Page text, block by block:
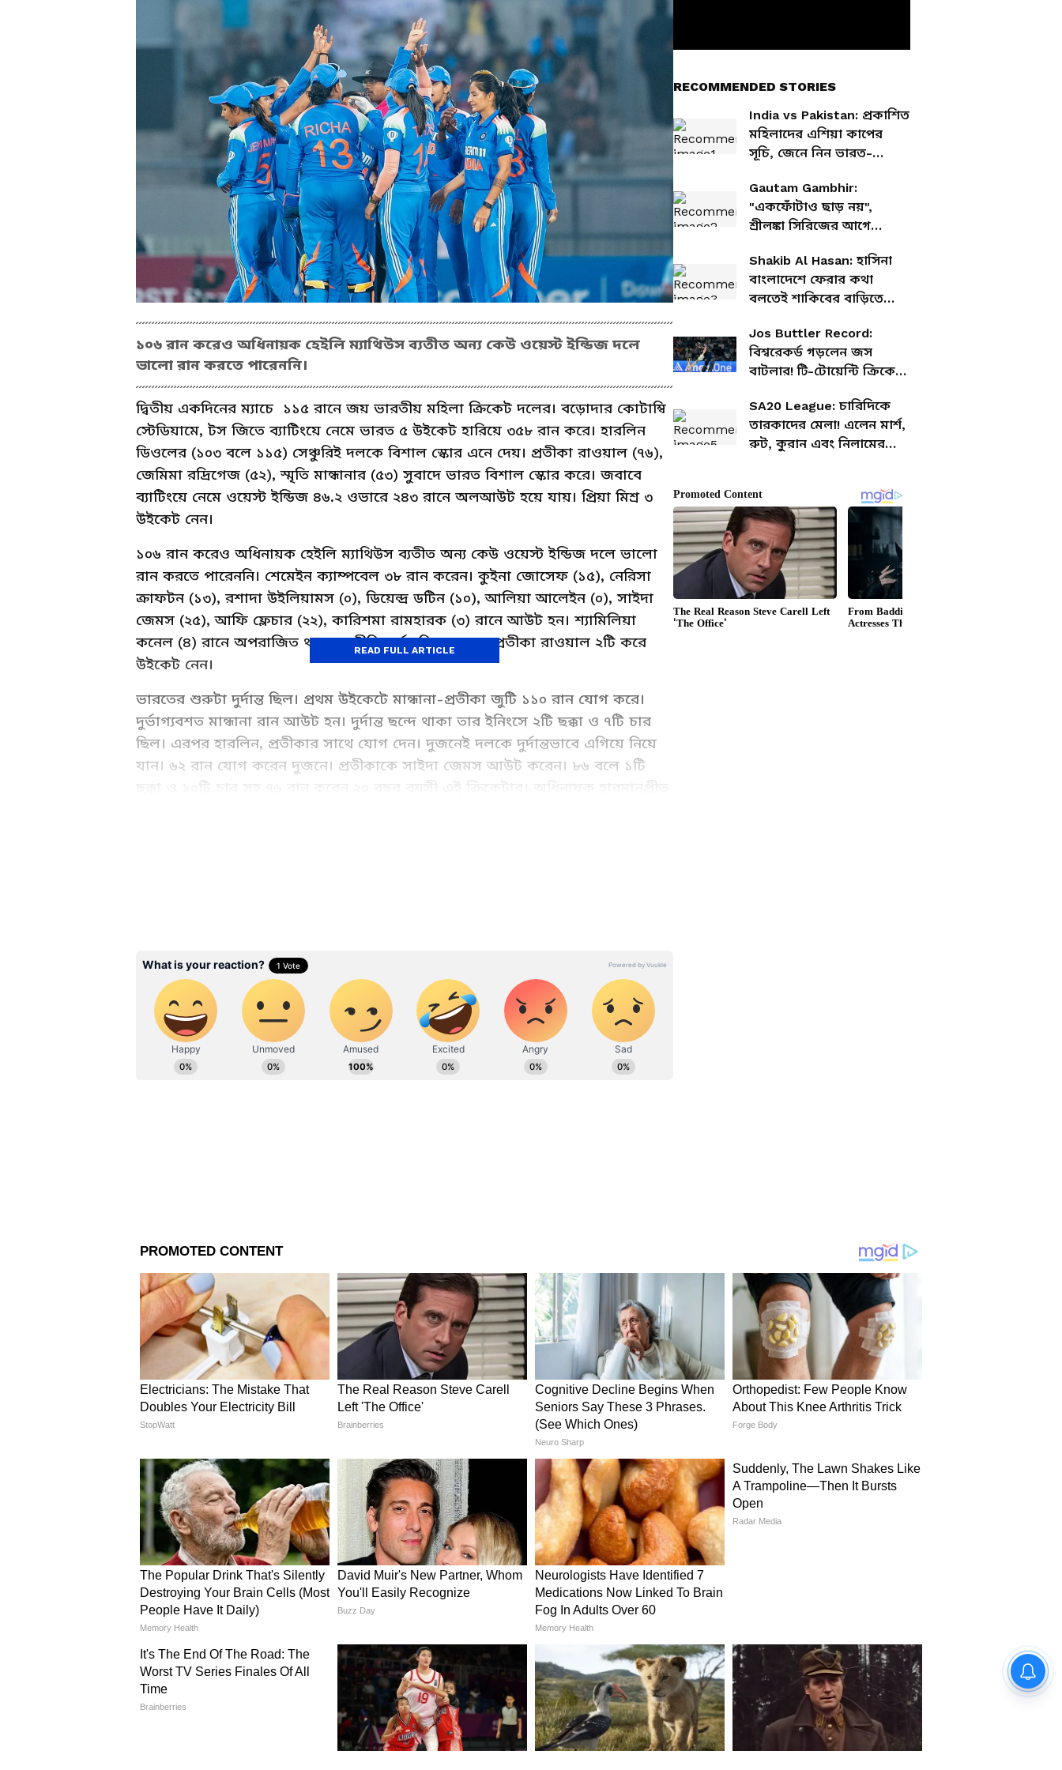
১০৬ রান করেও অধিনায়ক হেইলি ম্যাথিউস ব্যতীত অন্য কেউ ওয়েস্ট ইন্ডিজ দলে
ভালো রান করতে পারেননি।
দ্বিতীয় একদিনের ম্যাচে ১১৫ রানে জয় ভারতীয় মহিলা ক্রিকেট দলের। বড়োদার কোটাম্বি
স্টেডিয়ামে, টস জিতে ব্যাটিংয়ে নেমে ভারত ৫ উইকেট হারিয়ে ৩৫৮ রান করে। হারলিন
ডিওলের (১০৩ বলে ১১৫) সেঞ্চুরিই দলকে বিশাল স্কোর এনে দেয়। প্রতীকা রাওয়াল (৭৬),
জেমিমা রদ্রিগেজ (৫২), স্মৃতি মান্ধানার (৫৩) সুবাদে ভারত বিশাল স্কোর করে। জবাবে
ব্যাটিংয়ে নেমে ওয়েস্ট ইন্ডিজ ৪৬.২ ওভারে ২৪৩ রানে অলআউট হয়ে যায়। প্রিয়া মিশ্র ৩
উইকেট নেন।
১০৬ রান করেও অধিনায়ক হেইলি ম্যাথিউস ব্যতীত অন্য কেউ ওয়েস্ট ইন্ডিজ দলে ভালো
রান করতে পারেননি। শেমেইন ক্যাম্পবেল ৩৮ রান করেন। কুইনা জোসেফ (১৫), নেরিসা
ক্রাফটন (১৩), রশাদা উইলিয়ামস (০), ডিয়েন্দ্র ডটিন (১০), আলিয়া আলেইন (০), সাইদা
জেমস (২৫), আফি ফ্লেচার (২২), কারিশমা রামহারক (৩) রানে আউট হন। শ্যামিলিয়া
কনেল (৪) রানে অপরাজিত থাকেন। দীপ্তি শর্মা, তিদাস সাধু, প্রতীকা রাওয়াল ২টি করে
উইকেট নেন।
ভারতের শুরুটা দুর্দান্ত ছিল। প্রথম উইকেটে মান্ধানা-প্রতীকা জুটি ১১০ রান যোগ করে।
দুর্ভাগ্যবশত মান্ধানা রান আউট হন। দুর্দান্ত ছন্দে থাকা তার ইনিংসে ২টি ছক্কা ও ৭টি চার
ছিল। এরপর হারলিন, প্রতীকার সাথে যোগ দেন। দুজনেই দলকে দুর্দান্তভাবে এগিয়ে নিয়ে
যান। ৬২ রান যোগ করেন দুজনে। প্রতীকাকে সাইদা জেমস আউট করেন। ৮৬ বলে ১টি
জেমিমা-হারলিন জুটি ১১৬ রান যোগ করেন। ৪৮তম ওভারে সেই জুটি ভাঙে। পরের
ওভারেই জেমিমা আউট হন। ৩৬ বলে ৫২ রান করেন জেমিমা। ১টি ছক্কা ও ৬টি চার ছিল
তার ইনিংসে। ঋচা ঘোষ (১৩), দীপ্তি শর্মা (৪) রানে অপরাজিত থাকেন।
READ FULL ARTICLE
এবং প্রযুক্তির খবরও করেন। শুভঙ্কর একজন অভিজ্ঞ ডিজিটাল মিডিয়া পেশাদার এবং বর্তমানে ওয়েব
স্টোরি ডেস্কে কাজ করছেন। ইমেইল: subhankar.das@asianetnews.in
RECOMMENDED STORIES
India vs Pakistan: প্রকাশিত
মহিলাদের এশিয়া কাপের
সূচি, জেনে নিন ভারত-
Gautam Gambhir:
"একফোঁটাও ছাড় নয়",
শ্রীলঙ্কা সিরিজের আগে
গম্ভীরের
Shakib Al Hasan: হাসিনা
বাংলাদেশে ফেরার কথা
বলতেই শাকিবের বাড়িতে
লাগানো হল আগুন
Jos Buttler Record:
বিশ্বরেকর্ড গড়লেন জস
বাটলার! টি-টোয়েন্টি ক্রিকেটে
SA20 League: চারিদিকে
তারকাদের মেলা! এলেন মার্শ,
রুট, কুরান এবং নিলামের